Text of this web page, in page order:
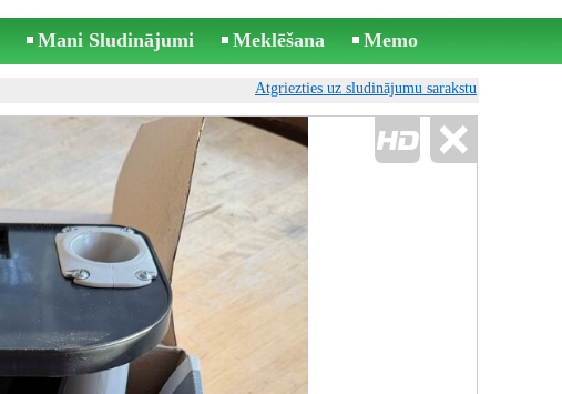
Mani Sludinājumi Meklēšana Memo
Atgriezties uz sludinājumu sarakstu